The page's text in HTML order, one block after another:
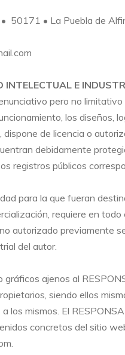
50171 • La Puebla de
INTELECTUAL E
pero no
los diseños,
dispone de licencia o
debidamente
registros públicos
para la que fueran
requiere en
autorizado previamente
del autor.
ajenos al
siendo ellos
los mismos. El
concretos del sitio
.